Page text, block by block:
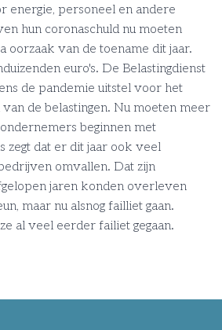
energie, personeel en andere
hun coronaschuld nu moeten
oorzaak van de toename dit jaar.
euro's. De Belastingdienst
de pandemie uitstel voor het
de belastingen. Nu moeten meer
beginnen met
zegt dat er dit jaar ook veel
omvallen. Dat zijn
jaren konden overleven
maar nu alsnog failliet gaan.
al veel eerder failiet gegaan.